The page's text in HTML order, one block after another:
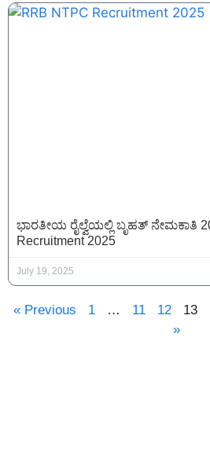
ಭಾರತೀಯ ರೈಲ್ವೆಯಲ್ಲಿ ಬೃಹತ್ ನೇಮಕಾತಿ
Recruitment 2025
July 19, 2025
« Previous 1 … 11 12 13
»